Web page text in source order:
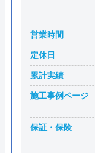
営業時間
定休日
累計実績
施工事例ページ
保証・保険